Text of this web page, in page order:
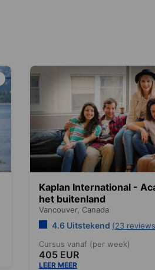
Kaplan International -
het buitenland
Vancouver, Canada
4.6 Uitstekend (23
Cursus vanaf (per week)
405 EUR
LEER MEER